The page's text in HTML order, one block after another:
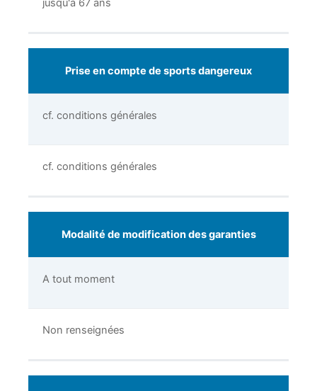
jusqu'à 67 ans
Prise en compte de sports dangereux
cf. conditions générales
cf. conditions générales
Modalité de modification des garanties
A tout moment
Non renseignées